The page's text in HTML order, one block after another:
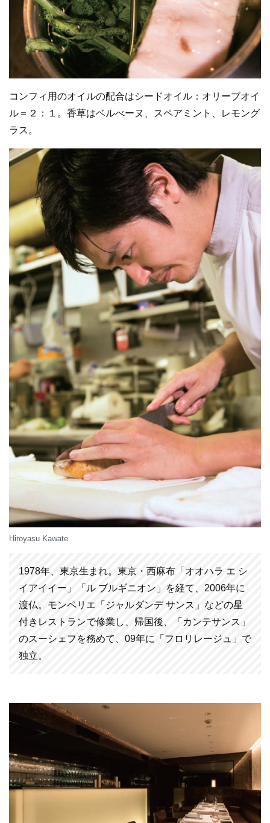
コンフィ用のオイルの配合はシードオイル：オリーブオイ
ル＝２：１。香草はベルべーヌ、スペアミント、レモング
ラス。
Hiroyasu Kawate
1978年、東京生まれ。東京・西麻布「オオハラ エ シ
イアイイー」「ル ブルギニオン」を経て、2006年に
渡仏。モンペリエ「ジャルダンデ サンス」などの星
付きレストランで修業し、帰国後、「カンテサンス」
のスーシェフを務めて、09年に「フロリレージュ」で
独立。